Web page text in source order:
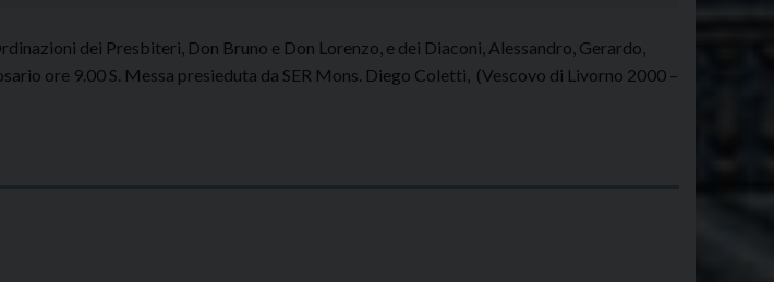
dei Presbiteri, Don Bruno e Don Lorenzo, e dei Diaconi, Alessandro, Gerardo,
ore 9.00 S. Messa presieduta da SER Mons. Diego Coletti, (Vescovo di Livorno 2000 –